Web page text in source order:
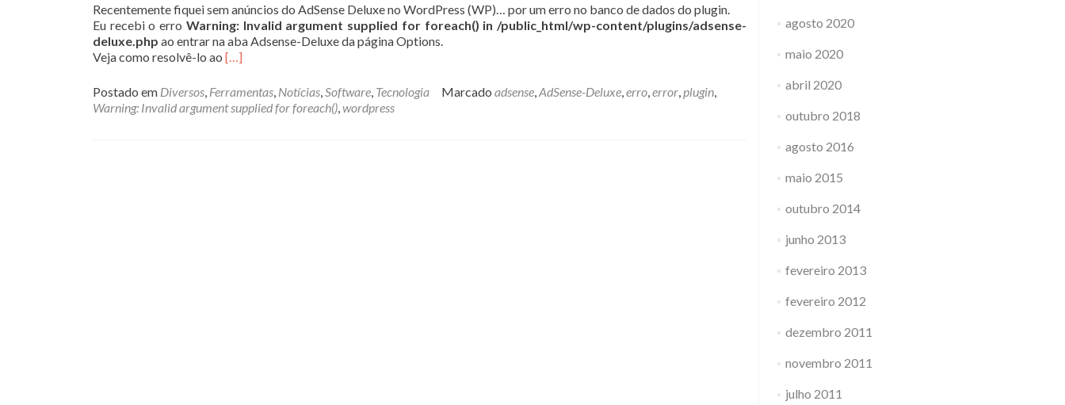
Recentemente fiquei sem anúncios do AdSense Deluxe no WordPress (WP)… por um erro no banco de dados do plugin.
Eu recebi o erro Warning: Invalid argument supplied for foreach() in /public_html/wp-content/plugins/adsense-
deluxe.php ao entrar na aba Adsense-Deluxe da página Options.
Veja como resolvê-lo ao […]
Postado em Diversos, Ferramentas, Notícias,Software, Tecnologia Marcado adsense,AdSense-Deluxe,erro,error,plugin,
Warning: Invalid argument supplied for foreach(),wordpress
agosto 2020
maio 2020
abril 2020
outubro 2018
agosto 2016
maio 2015
outubro 2014
junho 2013
fevereiro 2013
fevereiro 2012
dezembro 2011
novembro 2011
julho 2011